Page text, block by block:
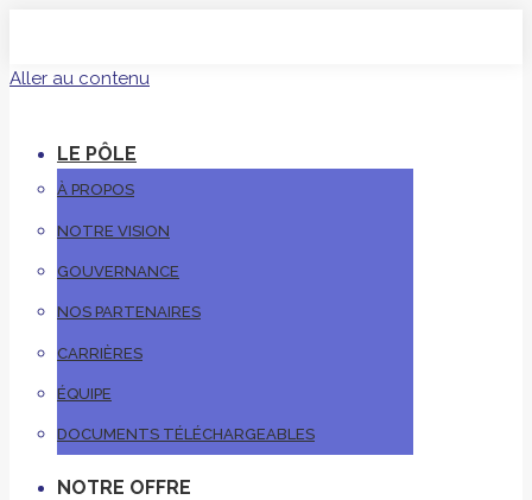
Aller au contenu
LE PÔLE
À PROPOS
NOTRE VISION
GOUVERNANCE
NOS PARTENAIRES
CARRIÈRES
ÉQUIPE
DOCUMENTS TÉLÉCHARGEABLES
NOTRE OFFRE